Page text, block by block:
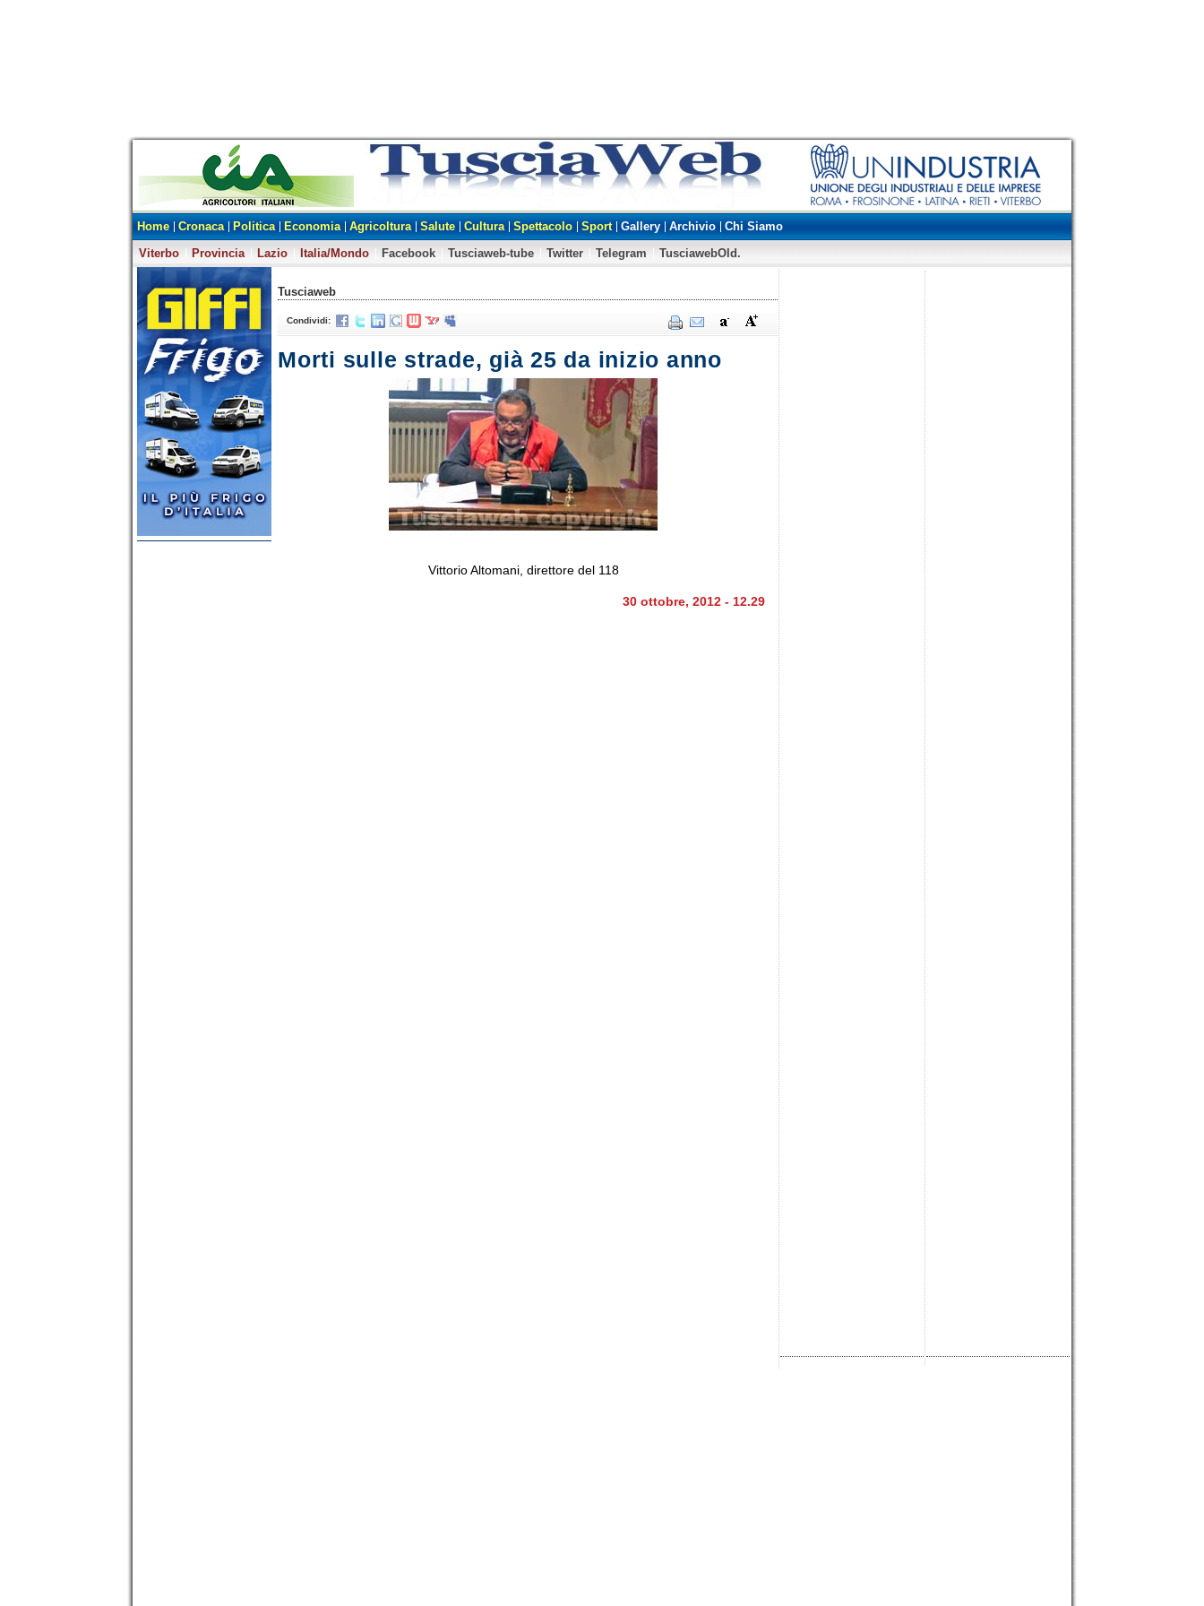
Home Cronaca Politica Economia Agricoltura Salute Cultura Spettacolo Sport Gallery Archivio
Chi Siamo
Viterbo
Provincia Lazio Italia/Mondo Facebook Tusciaweb-tube Twitter Telegram TusciawebOld.
Tusciaweb
Condividi:
Morti sulle strade, già 25 da inizio anno
Vittorio Altomani, direttore del 118
30 ottobre, 2012 - 12.29